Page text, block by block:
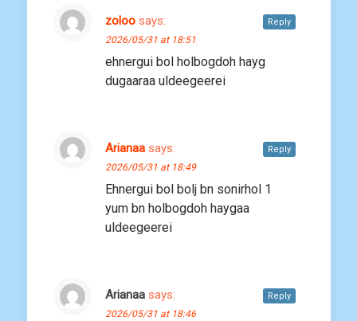
zoloo says:
2026/05/31 at 18:51
ehnergui bol holbogdoh hayg
dugaaraa uldeegeerei
Reply
Arianaa says:
2026/05/31 at 18:49
Ehnergui bol bolj bn sonirhol 1
yum bn holbogdoh haygaa
uldeegeerei
Reply
Arianaa says:
2026/05/31 at 18:46
Reply